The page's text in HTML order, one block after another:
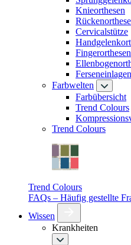
Knieorthesen
Cervicalstütze
Fingerorthesen
Ferseneinlagen
Farbwelten
Farbübersicht
Trend Colours
Trend Colours
Trend Colours
FAQs – Häufig gestellte
Wissen
Krankheiten